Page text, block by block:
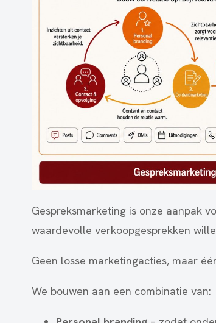
Gespreksmarketing is onze aanpak
waardevolle verkoopgesprekken
Geen losse marketingacties, maar
We bouwen aan een combinatie van: